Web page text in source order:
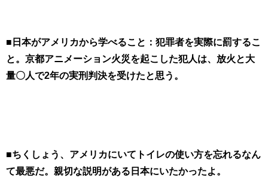
■日本がアメリカから学べること：犯罪者を実際に罰するこ
と。京都アニメーション火災を起こした犯人は、放火と大
量〇人で2年の実刑判決を受けたと思う。
■ちくしょう、アメリカにいてトイレの使い方を忘れるなん
て最悪だ。親切な説明がある日本にいたかったよ。